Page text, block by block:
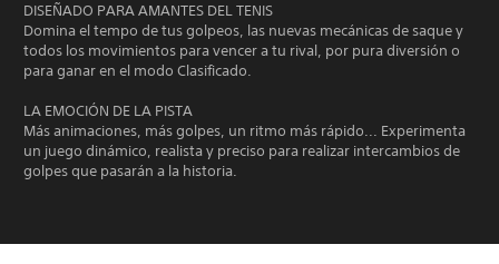
DISEÑADO PARA AMANTES DEL TENIS
Domina el tempo de tus golpeos, las nuevas mecánicas de saque y
todos los movimientos para vencer a tu rival, por pura diversión o
para ganar en el modo Clasificado.
LA EMOCIÓN DE LA PISTA
Más animaciones, más golpes, un ritmo más rápido... Experimenta
un juego dinámico, realista y preciso para realizar intercambios de
golpes que pasarán a la historia.